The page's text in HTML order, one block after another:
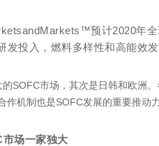
预计2020年全
发投入，燃料多样性和高能效
的SOFC市场，其次是日韩和欧洲
作机制也是SOFC发展的重要推动力
场一家独大